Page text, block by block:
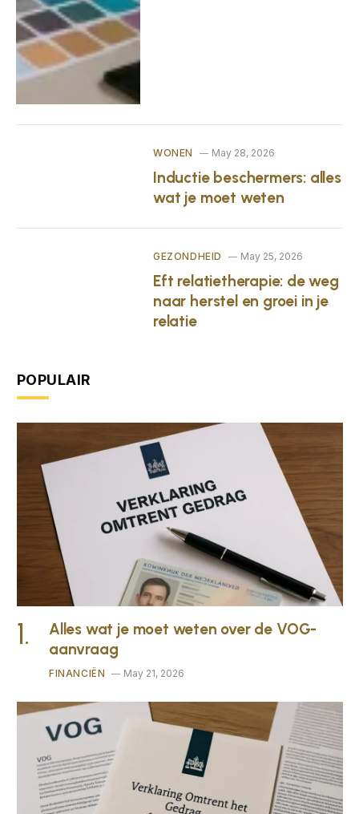
WONEN May 28, 2026
Inductie beschermers: alles
wat je moet weten
GEZONDHEID May 25, 2026
Eft relatietherapie: de weg
naar herstel en groei in je
relatie
POPULAIR
Alles wat je moet weten over de VOG-
aanvraag
FINANCIËN May 21, 2026